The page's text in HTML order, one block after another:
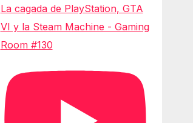
La cagada de PlayStation, GTA
VI y la Steam Machine - Gaming
Room #130